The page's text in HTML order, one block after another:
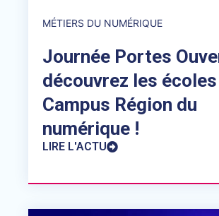
MÉTIERS DU NUMÉRIQUE
Journée Portes
découvrez les
Campus Région du
numérique !
LIRE L'ACTU